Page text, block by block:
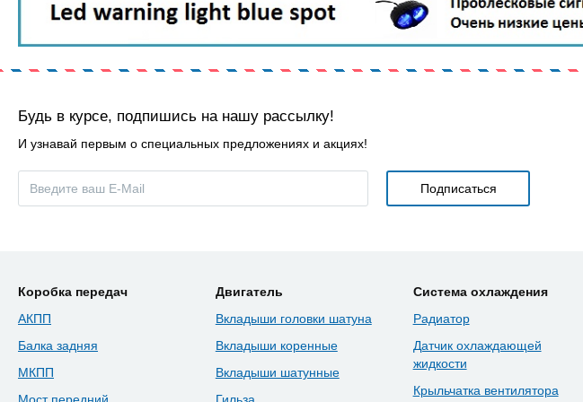
Будь в курсе, подпишись на нашу рассылку!
И узнавай первым о специальных предложениях и акциях!
Коробка передач
АКПП
Балка задняя
МКПП
Двигатель
Вкладыши головки шатуна
Вкладыши коренные
Вкладыши шатунные
Система охлаждения
Радиатор
Датчик охлаждающей
жидкости
Крыльчатка вентилятора